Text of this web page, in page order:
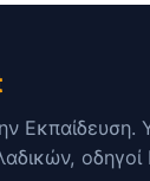
Εκπαίδευση.